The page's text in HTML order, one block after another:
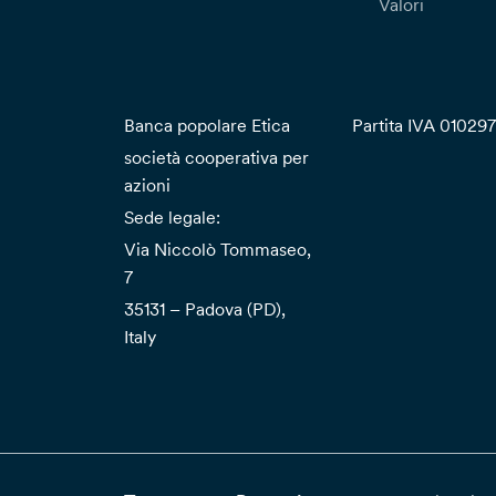
Valori
Banca popolare Etica
società cooperativa per
azioni
Sede legale:
Via Niccolò Tommaseo,
7
35131 – Padova (PD),
Italy
Partita IVA